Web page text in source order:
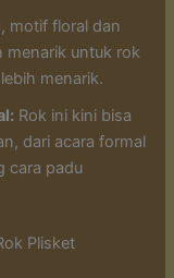
motif floral dan
menarik untuk rok
menarik.
Rok ini kini bisa
dari acara formal
cara padu
Plisket